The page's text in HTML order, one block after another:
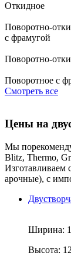
Откидное
Поворотно-
с фрамугой
Поворотно-
Поворотное с
Смотреть все
Цены на
Мы
Blitz, Thermo,
Изготавливаем
арочные), с
Ширина:
Высота: